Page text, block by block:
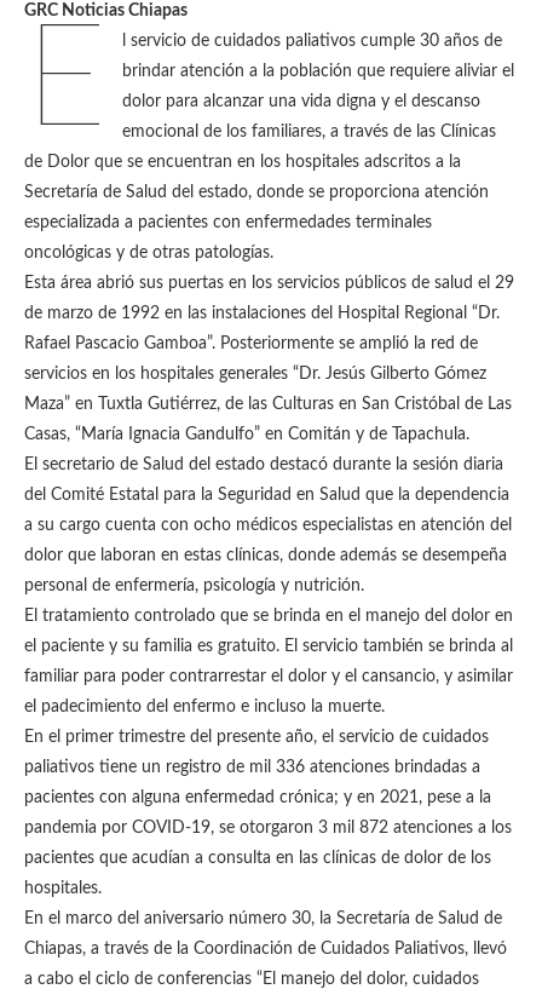
GRC Noticias Chiapas
E
l servicio de cuidados paliativos cumple 30 años de
brindar atención a la población que requiere aliviar el
dolor para alcanzar una vida digna y el descanso
emocional de los familiares, a través de las Clínicas
de Dolor que se encuentran en los hospitales adscritos a la
Secretaría de Salud del estado, donde se proporciona atención
especializada a pacientes con enfermedades terminales
oncológicas y de otras patologías.
Esta área abrió sus puertas en los servicios públicos de salud el 29
de marzo de 1992 en las instalaciones del Hospital Regional “Dr.
Rafael Pascacio Gamboa”. Posteriormente se amplió la red de
servicios en los hospitales generales “Dr. Jesús Gilberto Gómez
Maza” en Tuxtla Gutiérrez, de las Culturas en San Cristóbal de Las
Casas, “María Ignacia Gandulfo” en Comitán y de Tapachula.
El secretario de Salud del estado destacó durante la sesión diaria
del Comité Estatal para la Seguridad en Salud que la dependencia
a su cargo cuenta con ocho médicos especialistas en atención del
dolor que laboran en estas clínicas, donde además se desempeña
personal de enfermería, psicología y nutrición.
El tratamiento controlado que se brinda en el manejo del dolor en
el paciente y su familia es gratuito. El servicio también se brinda al
familiar para poder contrarrestar el dolor y el cansancio, y asimilar
el padecimiento del enfermo e incluso la muerte.
En el primer trimestre del presente año, el servicio de cuidados
paliativos tiene un registro de mil 336 atenciones brindadas a
pacientes con alguna enfermedad crónica; y en 2021, pese a la
pandemia por COVID-19, se otorgaron 3 mil 872 atenciones a los
pacientes que acudían a consulta en las clínicas de dolor de los
hospitales.
En el marco del aniversario número 30, la Secretaría de Salud de
Chiapas, a través de la Coordinación de Cuidados Paliativos, llevó
a cabo el ciclo de conferencias “El manejo del dolor, cuidados